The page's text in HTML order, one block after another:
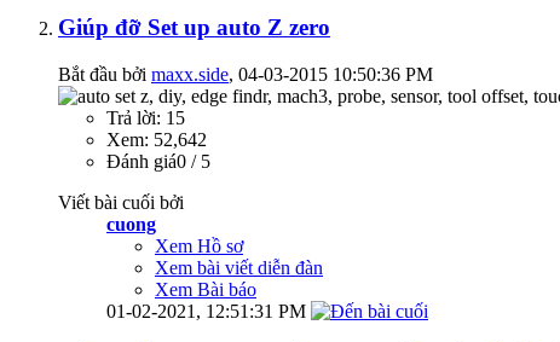
Giúp đỡ Set up auto Z zero
Bắt đầu bởi maxx.side‎, 04-03-2015 10:50:36 PM
Trả lời: 15
Xem: 52,642
Đánh giá0 / 5
Viết bài cuối bởi
cuong
Xem Hồ sơ
Xem bài viết diễn đàn
Xem Bài báo
01-02-2021, 12:51:31 PM